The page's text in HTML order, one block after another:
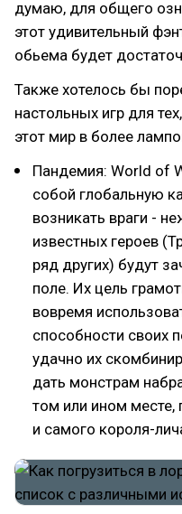
думаю, для общего
этот удивительный
обьема будет
Также хотелось бы
настольных игр для
этот мир в более
Пандемия: World of
собой глобальную
возникать враги -
известных героев
ряд других) будут
поле. Их цель
вовремя
способности своих
удачно их
дать монстрам
том или ином месте,
и самого короля-